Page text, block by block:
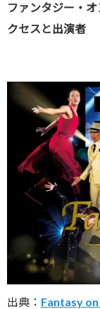
ファンタジー・
クセスと出演者
出典： Fantasy on